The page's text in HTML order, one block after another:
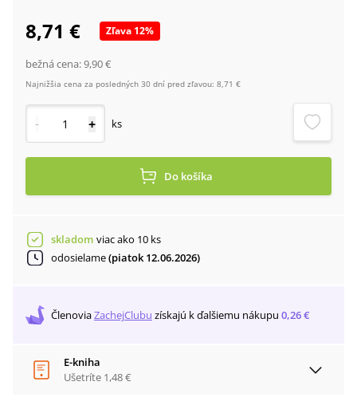
8,71 € Zľava 12%
bežná cena:9,90 €
Najnižšia cena za posledných 30 dní pred zľavou: 8,71 €
- + ks
Do košíka
skladom viac ako 10 ks
odosielame(piatok 12.06.2026)
ČlenoviaZachejClubu získajú k ďalšiemu nákupu 0,26 €
E-kniha
Ušetríte 1,48 €